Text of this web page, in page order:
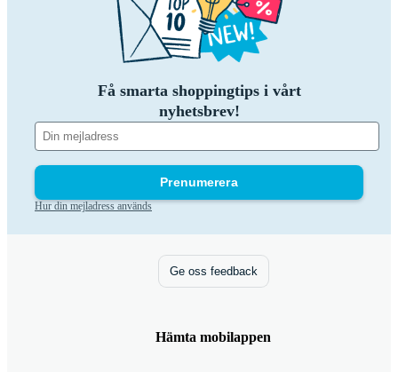
Få smarta shoppingtips i vårt
nyhetsbrev!
Prenumerera
Hur din mejladress används
Ge oss feedback
Hämta mobilappen